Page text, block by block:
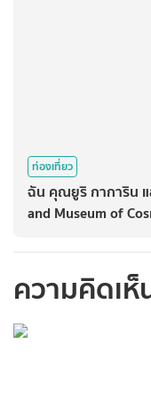
ท่องเที่ยว
ฉัน คุณยูริ กาการิน
and Museum of
ความคิดเห็